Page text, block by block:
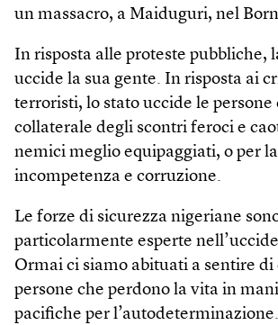
un massacro, a Maiduguri, nel
In risposta alle proteste pubbliche,
uccide la sua gente. In risposta ai
terroristi, lo stato uccide le persone
collaterale degli scontri feroci e
nemici meglio equipaggiati, o per
incompetenza e corruzione.
Le forze di sicurezza nigeriane
particolarmente esperte
Ormai ci siamo abituati a sentire
persone che perdono la vita in
pacifiche per